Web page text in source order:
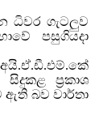
ධිවර ගැටලුව
පසුගියදා
ප්‍රකාශ
බව වාර්තා